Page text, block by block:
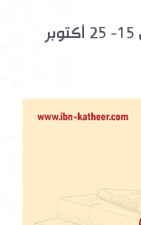
معرض النيابة العامة الدولي للكتاب من 15- 25 أكتوبر